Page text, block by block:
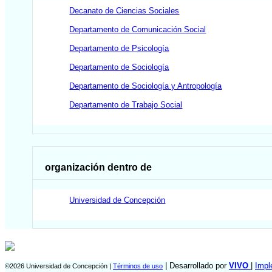
Decanato de Ciencias Sociales
Departamento de Comunicación Social
Departamento de Psicología
Departamento de Sociología
Departamento de Sociología y Antropología
Departamento de Trabajo Social
organización dentro de
Universidad de Concepción
©2026 Universidad de Concepción | Términos de uso | Desarrollado por VIVO